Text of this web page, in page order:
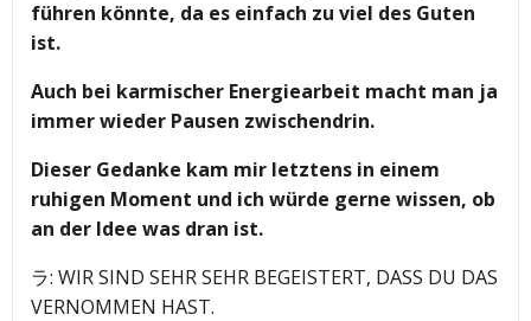
führen könnte, da es einfach zu viel des Guten
ist.
Auch bei karmischer Energiearbeit macht man ja
immer wieder Pausen zwischendrin.
Dieser Gedanke kam mir letztens in einem
ruhigen Moment und ich würde gerne wissen, ob
an der Idee was dran ist.
ラ: WIR SIND SEHR SEHR BEGEISTERT, DASS DU DAS
VERNOMMEN HAST.